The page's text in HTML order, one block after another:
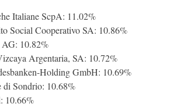
Italiane ScpA: 11.02%
Social Cooperativo SA: 10.86%
AG: 10.82%
Argentaria, SA: 10.72%
Holding GmbH: 10.69%
di Sondrio: 10.68%
10.66%